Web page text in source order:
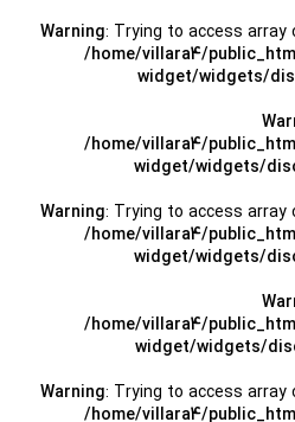
Warning: Trying to access
/home/villara4/
widget/widgets/
/home/villara4/
widget/widgets/
Warning: Trying to access
/home/villara4/
widget/widgets/
/home/villara4/
widget/widgets/
Warning: Trying to access
/home/villara4/